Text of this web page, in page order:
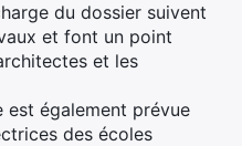
du dossier suivent
et font un point
et les
est également prévue
des écoles